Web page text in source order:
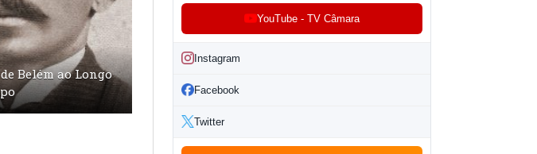
Belém ao Longo
YouTube - TV Câmara
Instagram
Facebook
Twitter